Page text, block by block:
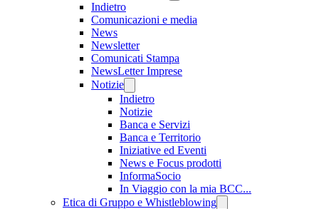
Indietro
Comunicazioni e media
News
Newsletter
Comunicati Stampa
NewsLetter Imprese
Notizie
Indietro
Notizie
Banca e Servizi
Banca e Territorio
Iniziative ed Eventi
News e Focus prodotti
InformaSocio
In Viaggio con la mia BCC...
Etica di Gruppo e Whistleblowing